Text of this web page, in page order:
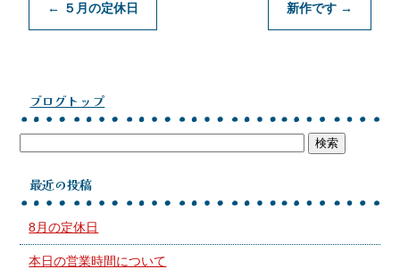
← ５月の定休日 新作です →
ブログトップ
最近の投稿
8月の定休日
本日の営業時間について